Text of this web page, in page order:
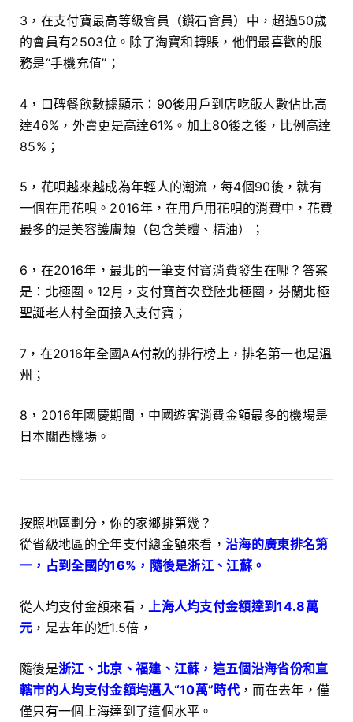
3，在支付寶最高等級會員（鑽石會員）中，超過50歲
的會員有2503位。除了淘寶和轉賬，他們最喜歡的服
務是“手機充值”；
4，口碑餐飲數據顯示：90後用戶到店吃飯人數佔比高
達46%，外賣更是高達61%。加上80後之後，比例高達
85%；
5，花唄越來越成為年輕人的潮流，每4個90後，就有
一個在用花唄。2016年，在用戶用花唄的消費中，花費
最多的是美容護膚類（包含美體、精油）；
6，在2016年，最北的一筆支付寶消費發生在哪？答案
是：北極圈。12月，支付寶首次登陸北極圈，芬蘭北極
聖誕老人村全面接入支付寶；
7，在2016年全國AA付款的排行榜上，排名第一也是溫
州；
8，2016年國慶期間，中國遊客消費金額最多的機場是
日本關西機場。
按照地區劃分，你的家鄉排第幾？
從省級地區的全年支付總金額來看，沿海的廣東排名第
一，占到全國的16%，隨後是浙江、江蘇。
從人均支付金額來看，
上海人均支付金額達到14.8萬
元 ，是去年的近1.5倍，
隨後是浙江、北京、福建、江蘇，這五個沿海省份和直
轄市的人均支付金額均邁入“10萬”時代，而在去年，僅
僅只有一個上海達到了這個水平。